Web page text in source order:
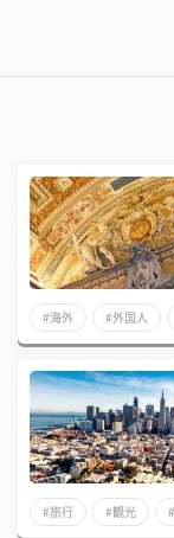
#海外 #外国人
#旅行 #観光